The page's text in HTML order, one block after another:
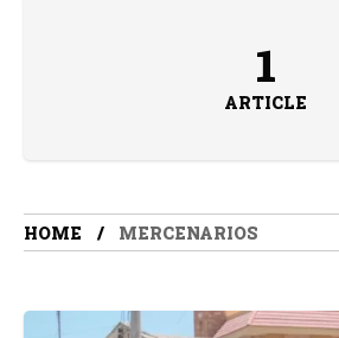
1
ARTICLE
HOME MERCENARIOS